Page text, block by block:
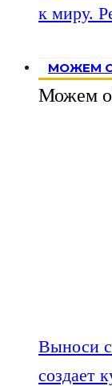
к миру.
МОЖЕМ
Можем
Выноси
создает